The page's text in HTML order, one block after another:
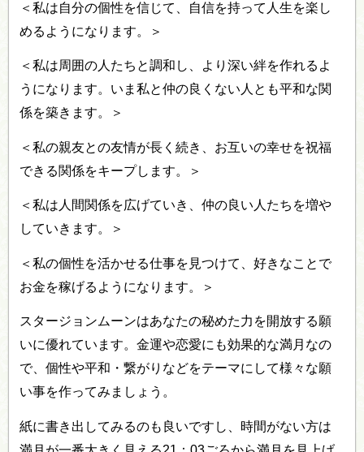
＜私は自分の個性を信じて、自信を持って人生を楽し
めるようになります。＞
＜私は周囲の人たちと調和し、より深い絆を作れるよ
うになります。いま私と仲の良くない人とも平和な関
係を築きます。＞
＜私の親友との友情が長く続き、お互いの幸せを祝福
できる関係をキープします。＞
＜私は人間関係を広げていき、仲の良い人たちを増や
していきます。＞
＜私の個性を活かせる仕事を見つけて、好きなことで
お金を稼げるようになります。＞
スタージョンムーンはあなたの秘めた力を開放する願
いに優れています。金運や恋愛にも効果的な満月なの
で、個性や平和・繋がりなどをテーマにして様々な願
い事を作ってみましょう。
紙に書き出してみるのも良いですし、時間がない方は